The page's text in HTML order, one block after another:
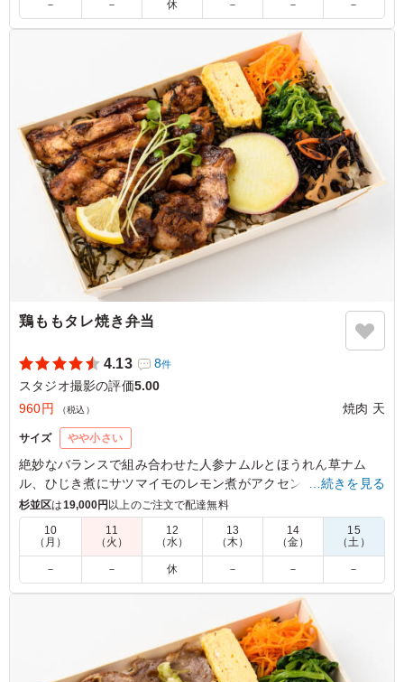
5.0
大好きな鯖と唐揚げが一度に味わえる贅沢なお弁当。鯖は
旨味が凝縮されていて、唐揚げは冷めてもジューシーさが
保たれています。ボリューム満点でお腹いっぱい、元気が
もらえる大満足のメニューでした。
ご利用シーン：ロケ・撮影›スタジオ撮影
東京都世田谷区野沢2026/06/15
－ － 休 － － －
鶏ももタレ焼き弁当
4.13 8件
スタジオ撮影の評価5.00
960円
（税込） 焼肉 天
サイズ やや小さい
絶妙なバランスで組み合わせた人参ナムルとほうれん草ナム
ル、ひじき煮にサツマイモのレモン煮がアクセント。しかし、
主役は迷うことなく鶏もものタレ焼き。ジューシーな鶏ももに
絡む甘辛のタレが、まさに絶品。ロケやイベントなど軽めのシ
ーンにちょうど良い一品。
5.0
ジューシーな鶏もも肉に、焼肉屋さんならではの濃厚な秘
伝タレがしっかり絡んで最高！炭火の香ばしさも感じられ
て、とにかく白米が止まらなくなります。ボリュームも大
満足で、また絶対リピートします！
…続きを見る
杉並区は19,000円 以上のご注文で配達無料
10
（月）
11
（火）
12
（水）
13
（木）
14
（金）
15
（土）
－ － 休 － － －